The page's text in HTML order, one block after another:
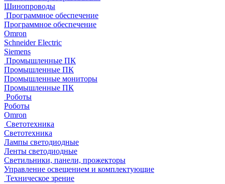
Шинопроводы
Программное обеспечение
Программное обеспечение
Omron
Schneider Electric
Siemens
Промышленные ПК
Промышленные ПК
Промышленные мониторы
Промышленные ПК
Роботы
Роботы
Omron
Светотехника
Светотехника
Лампы светодиодные
Ленты светодиодные
Светильники, панели, прожекторы
Управление освещением и комплектующие
Техническое зрение